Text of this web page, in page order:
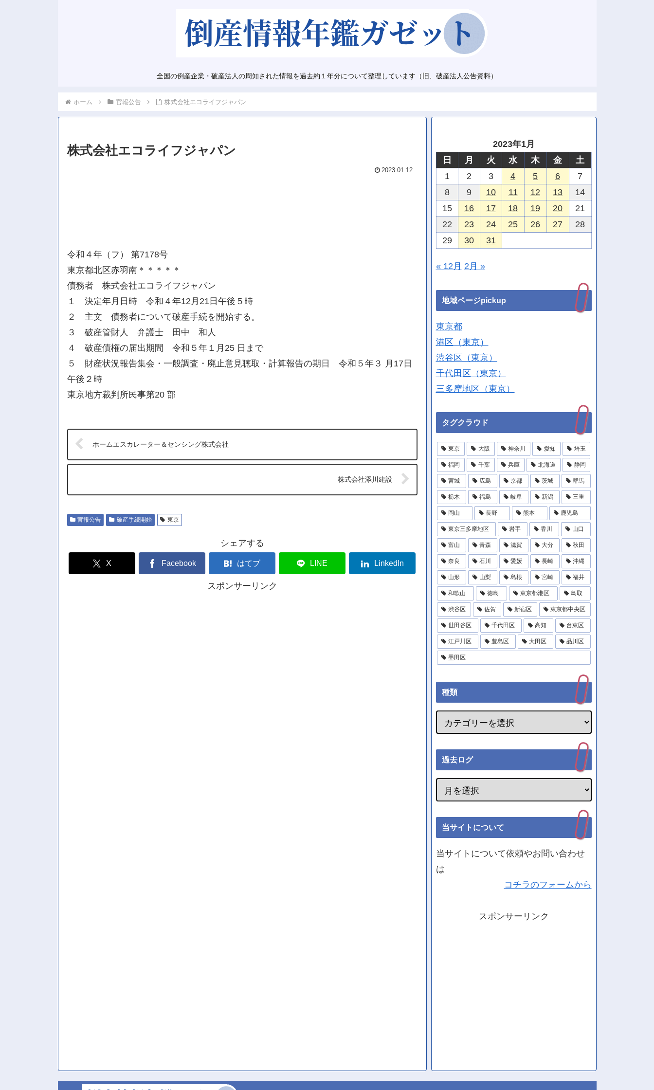
全国の倒産企業・破産法人の周知された情報を過去約１年分について整理しています（旧、破産法人公告資料）
ホーム 官報公告 株式会社エコライフジャパン
株式会社エコライフジャパン
2023.01.12
令和４年（フ） 第7178号
東京都北区赤羽南＊＊＊＊＊
債務者 株式会社エコライフジャパン
１ 決定年月日時 令和４年12月21日午後５時
２ 主文 債務者について破産手続を開始する。
３ 破産管財人 弁護士 田中 和人
４ 破産債権の届出期間 令和５年１月25 日まで
５ 財産状況報告集会・一般調査・廃止意見聴取・計算報告の期日 令和５年３ 月17日
午後２時
東京地方裁判所民事第20 部
ホームエスカレーター＆センシング株式会社
株式会社添川建設
官報公告 破産手続開始 東京
シェアする
X Facebook はてブ LINE LinkedIn
スポンサーリンク
2023年1月
日
月 火 水 木 金
土
1
2 3 4 5 6
7
8
9 10 11 12 13
14
15
16 17 18 19 20
21
22
23 24 25 26 27
28
29
30 31
« 12月 2月 »
地域ページpickup
東京都
港区（東京）
渋谷区（東京）
千代田区（東京）
三多摩地区（東京）
タグクラウド
東京 大阪 神奈川 愛知 埼玉
福岡 千葉 兵庫 北海道 静岡
宮城 広島 京都 茨城 群馬
栃木 福島 岐阜 新潟 三重
岡山 長野 熊本 鹿児島
東京三多摩地区 岩手 香川 山口
富山 青森 滋賀 大分 秋田
奈良 石川 愛媛 長崎 沖縄
山形 山梨 島根 宮崎 福井
和歌山 徳島 東京都港区 鳥取
渋谷区 佐賀 新宿区 東京都中央区
世田谷区 千代田区 高知 台東区
江戸川区 豊島区 大田区 品川区
墨田区
種類
過去ログ
当サイトについて
当サイトについて依頼やお問い合わせ
は
コチラのフォームから
スポンサーリンク